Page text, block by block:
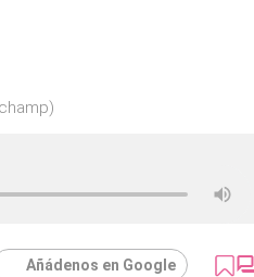
Añádenos en Google